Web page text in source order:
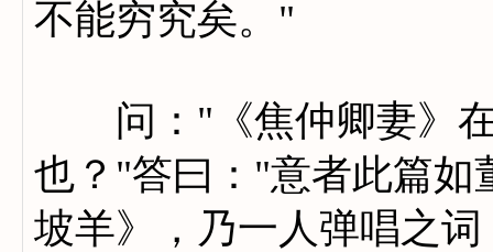
不能穷究矣。"
问："《焦仲卿妻》在
也？"答曰："意者此篇如
坡羊》，乃一人弹唱之